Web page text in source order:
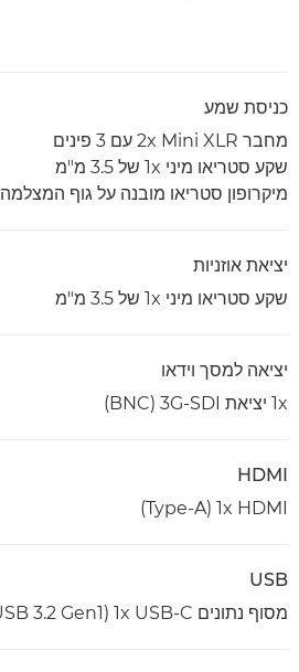
כניסת שמע
מחבר 2x Mini XLR עם 3 פינים
שקע סטריאו מיני 1x של 3.5 מ"מ
מיקרופון סטריאו מובנה על גוף המצלמה
יציאת אוזניות
שקע סטריאו מיני 1x של 3.5 מ"מ
יציאה למסך וידאו
1x יציאת 3G-SDI‏ (BNC)
HDMI
1x HDMI‏ (Type-A)
USB
מסוף נתונים 1x USB-C‏ (USB 3.2 Gen1)